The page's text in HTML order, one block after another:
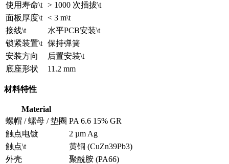
使用寿命\t > 1000 次插拔\t
面板厚度\t < 3 m\t
接线\t
水平PCB安装\t
锁紧装置\t 保持弹簧
安装方向
后置安装\t
底座形状
11.2 mm
材料特性
Material
螺帽 / 螺母 / 垫圈 PA 6.6 15% GR
触点电镀
2 µm Ag
触点\t
黄铜 (CuZn39Pb3)
外壳
聚酰胺 (PA66)